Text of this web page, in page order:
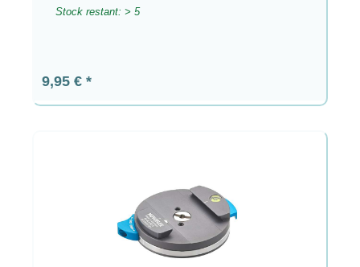
Stock restant: > 5
Prix régulier :
9,95 €